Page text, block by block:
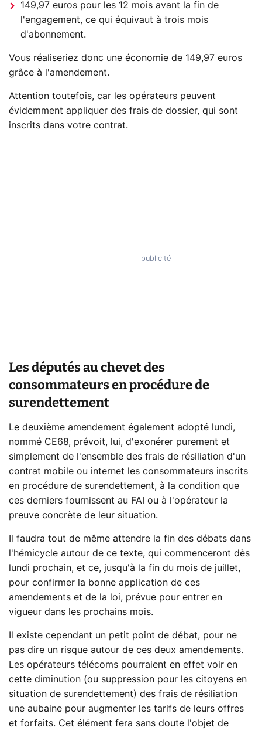
149,97 euros pour les 12 mois avant la fin de
l'engagement, ce qui équivaut à trois mois
d'abonnement.
Vous réaliseriez donc une économie de 149,97 euros
grâce à l'amendement.
Attention toutefois, car les opérateurs peuvent
évidemment appliquer des frais de dossier, qui sont
inscrits dans votre contrat.
Les députés au chevet des
consommateurs en procédure de
surendettement
Le deuxième amendement également adopté lundi,
nommé CE68, prévoit, lui, d'exonérer purement et
simplement de l'ensemble des frais de résiliation d'un
contrat mobile ou internet les consommateurs inscrits
en procédure de surendettement, à la condition que
ces derniers fournissent au FAI ou à l'opérateur la
preuve concrète de leur situation.
Il faudra tout de même attendre la fin des débats dans
l'hémicycle autour de ce texte, qui commenceront dès
lundi prochain, et ce, jusqu'à la fin du mois de juillet,
pour confirmer la bonne application de ces
amendements et de la loi, prévue pour entrer en
vigueur dans les prochains mois.
Il existe cependant un petit point de débat, pour ne
pas dire un risque autour de ces deux amendements.
Les opérateurs télécoms pourraient en effet voir en
cette diminution (ou suppression pour les citoyens en
situation de surendettement) des frais de résiliation
une aubaine pour augmenter les tarifs de leurs offres
et forfaits. Cet élément fera sans doute l'objet de